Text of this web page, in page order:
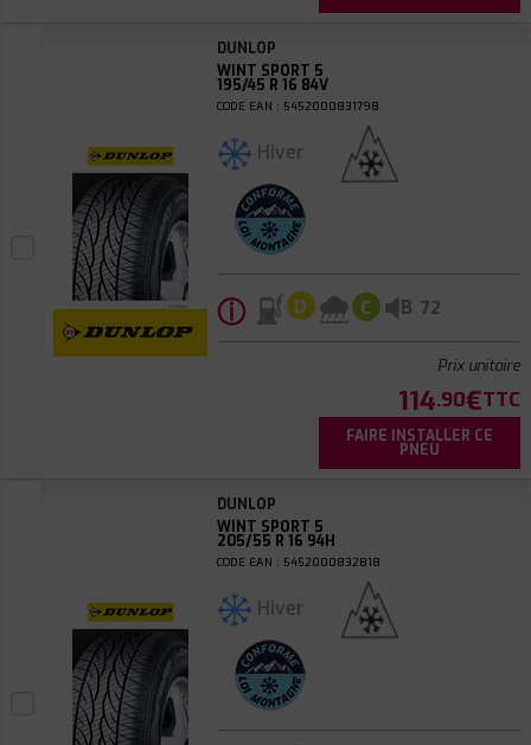
DUNLOP
WINT SPORT 5
195/45 R 16 84V
CODE EAN : 5452000831798
Hiver
ⓘ D C B 72
Prix unitaire
114.90€TTC
FAIRE INSTALLER CE
PNEU
DUNLOP
WINT SPORT 5
205/55 R 16 94H
CODE EAN : 5452000832818
Hiver